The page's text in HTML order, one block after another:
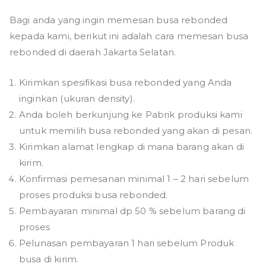
Bagi anda yang ingin memesan busa rebonded
kepada kami, berikut ini adalah cara memesan busa
rebonded di daerah Jakarta Selatan.
Kirimkan spesifikasi busa rebonded yang Anda
inginkan (ukuran density).
Anda boleh berkunjung ke Pabrik produksi kami
untuk memilih busa rebonded yang akan di pesan.
Kirimkan alamat lengkap di mana barang akan di
kirim.
Konfirmasi pemesanan minimal 1 – 2 hari sebelum
proses produksi busa rebonded.
Pembayaran minimal dp 50 % sebelum barang di
proses
Pelunasan pembayaran 1 hari sebelum Produk
busa di kirim.